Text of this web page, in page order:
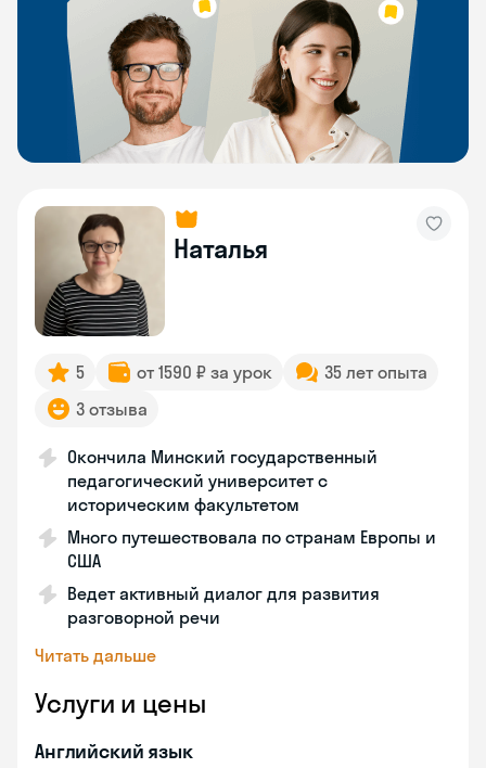
Наталья
5 от 1590 ₽ за урок
35 лет опыта
3 отзыва
Окончила Минский государственный
педагогический университет с
историческим факультетом
Много путешествовала по странам Европы и
США
Ведет активный диалог для развития
разговорной речи
Читать дальше
Услуги и цены
Английский язык